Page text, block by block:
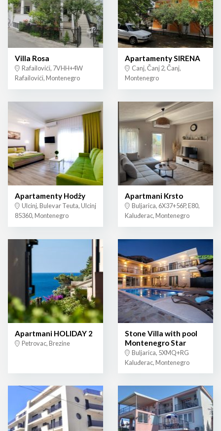
Villa Rosa
Rafailovići, 7VHH+4W
Rafailovići, Montenegro
Apartamenty SIRENA
Canj, Čanj 2, Čanj,
Montenegro
Apartamenty Hodży
Ulcinj, Bulevar Teuta, Ulcinj
85360, Montenegro
Apartmani Krsto
Buljarica, 6X37+56P, E80,
Kaluđerac, Montenegro
Apartmani HOLIDAY 2
Petrovac, Brezine
Stone Villa with pool
Montenegro Star
Buljarica, 5XMQ+RG
Kaluđerac, Montenegro